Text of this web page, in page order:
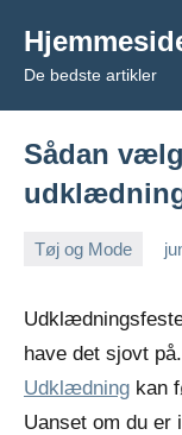
indhold
De bedste artikler
Sådan
Tøj og Mode
have det sjovt
Udklædning kan
Uanset om du er